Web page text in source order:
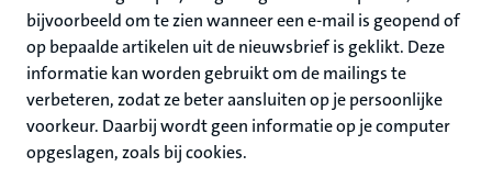
bijvoorbeeld om te zien wanneer een e-mail is geopend of
op bepaalde artikelen uit de nieuwsbrief is geklikt. Deze
informatie kan worden gebruikt om de mailings te
verbeteren, zodat ze beter aansluiten op je persoonlijke
voorkeur. Daarbij wordt geen informatie op je computer
opgeslagen, zoals bij cookies.